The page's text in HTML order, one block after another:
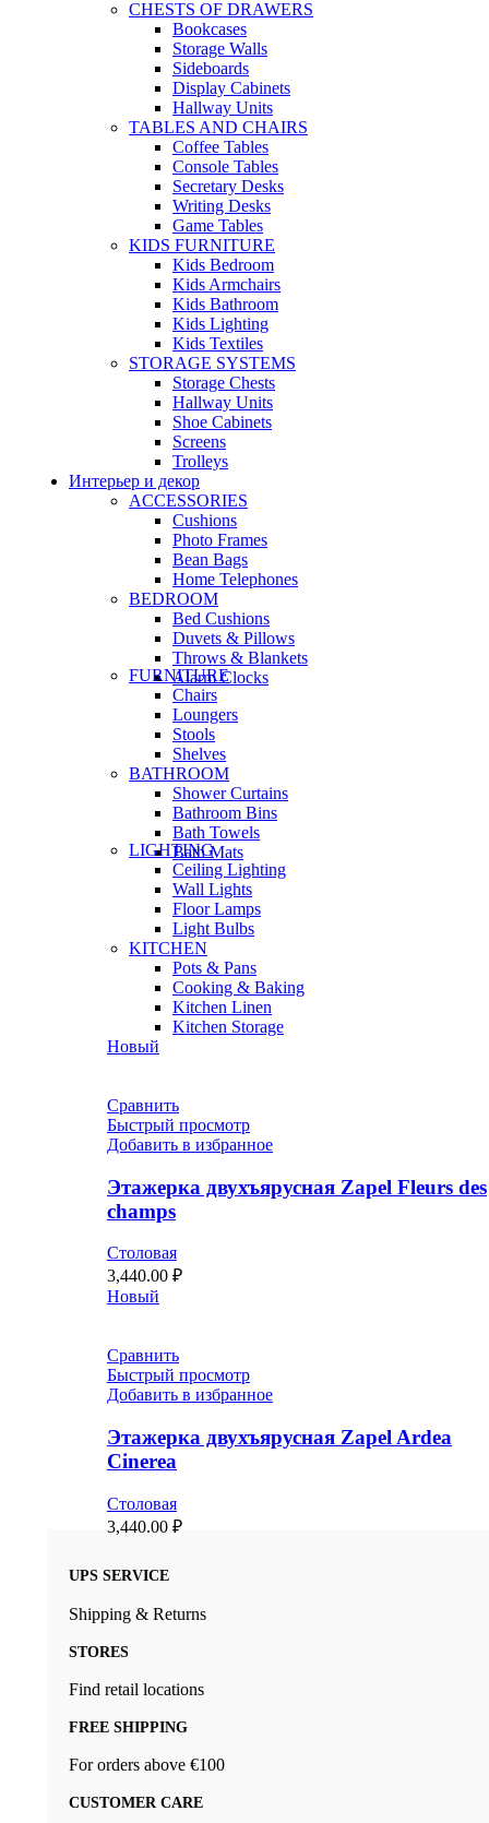
CHESTS OF DRAWERS
Bookcases
Storage Walls
Sideboards
Display Cabinets
Hallway Units
TABLES AND CHAIRS
Coffee Tables
Console Tables
Secretary Desks
Writing Desks
Game Tables
KIDS FURNITURE
Kids Bedroom
Kids Armchairs
Kids Bathroom
Kids Lighting
Kids Textiles
STORAGE SYSTEMS
Storage Chests
Hallway Units
Shoe Cabinets
Screens
Trolleys
Интерьер и декор
ACCESSORIES
Cushions
Photo Frames
Bean Bags
Home Telephones
BEDROOM
Bed Cushions
Duvets & Pillows
Throws & Blankets
Alarm Clocks
FURNITURE
Chairs
Loungers
Stools
Shelves
BATHROOM
Shower Curtains
Bathroom Bins
Bath Towels
Bath Mats
LIGHTING
Ceiling Lighting
Wall Lights
Floor Lamps
Light Bulbs
KITCHEN
Pots & Pans
Cooking & Baking
Kitchen Linen
Kitchen Storage
Новый
Сравнить
Быстрый просмотр
Добавить в избранное
Этажерка двухъярусная Zapel Fleurs des
champs
Столовая
3,440.00 ₽
Новый
Сравнить
Быстрый просмотр
Добавить в избранное
Этажерка двухъярусная Zapel Ardea
Cinerea
Столовая
3,440.00 ₽
UPS SERVICE
Shipping & Returns
STORES
Find retail locations
FREE SHIPPING
For orders above €100
CUSTOMER CARE